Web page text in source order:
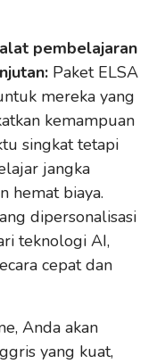
pembelajaran
Paket ELSA
mereka yang
kemampuan
singkat tetapi
jangka
hemat biaya.
dipersonalisasi
teknologi AI,
cepat dan
Anda akan
yang kuat,